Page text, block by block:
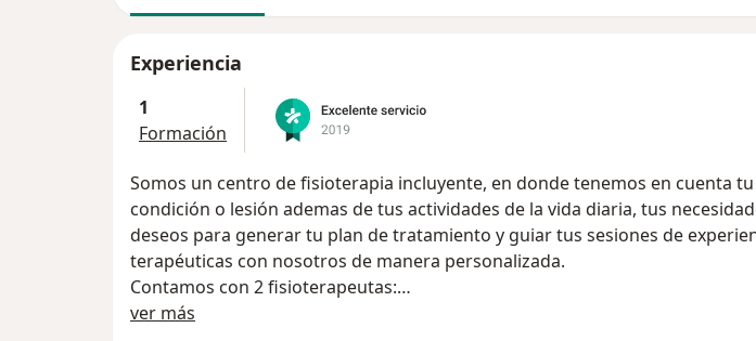
Experiencia
1
Formación
Somos un centro de fisioterapia incluyente, en donde tenemos en cuenta tu
condición o lesión ademas de tus actividades de la vida diaria, tus
deseos para generar tu plan de tratamiento y guiar tus sesiones de
terapéuticas con nosotros de manera personalizada.
Contamos con 2 fisioterapeutas:
Alejandro Grisales Holguín: Fisioterapeuta graduado de la Escuela Nacional
ver más